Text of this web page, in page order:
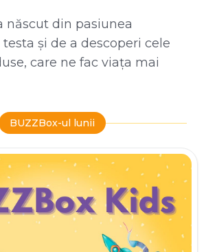
născut din pasiunea
și de a descoperi cele
care ne fac viața mai
BUZZBox-ul lunii